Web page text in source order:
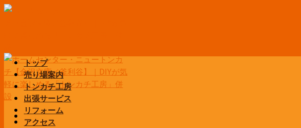
Skip
トップ
売り場案内
トンカチ工房
出張サービス
リフォーム
アクセス